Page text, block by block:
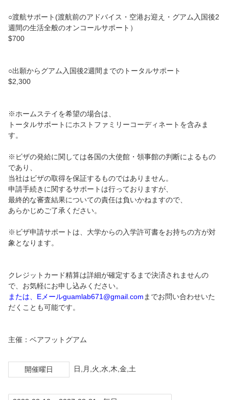
グアムラボ限定ツアー
ご案内
会社案内
プライバシーポリシー
言語
日本語
English
○渡航サポート(渡航前のアドバイス・空港お迎え・グアム入国後2
週間の生活全般のオンコールサポート）
$700
○出願からグアム入国後2週間までのトータルサポート
$2,300
※ホームステイを希望の場合は、
トータルサポートにホストファミリーコーディネートを含みま
す。
※ビザの発給に関しては各国の大使館・領事館の判断によるもの
であり、
当社はビザの取得を保証するものではありません。
申請手続きに関するサポートは行っておりますが、
最終的な審査結果についての責任は負いかねますので、
あらかじめご了承ください。
※ビザ申請サポートは、大学からの入学許可書をお持ちの方が対
象となります。
クレジットカード精算は詳細が確定するまで決済されませんの
で、お気軽にお申し込みください。
または、Eメールguamlab671@gmail.com までお問い合わせいた
だくことも可能です。
主催：ベアフットグアム
開催曜日 日,月,火,水,木,金,土